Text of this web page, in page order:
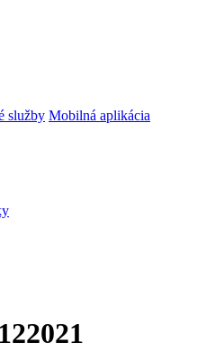
služby Mobilná aplikácia